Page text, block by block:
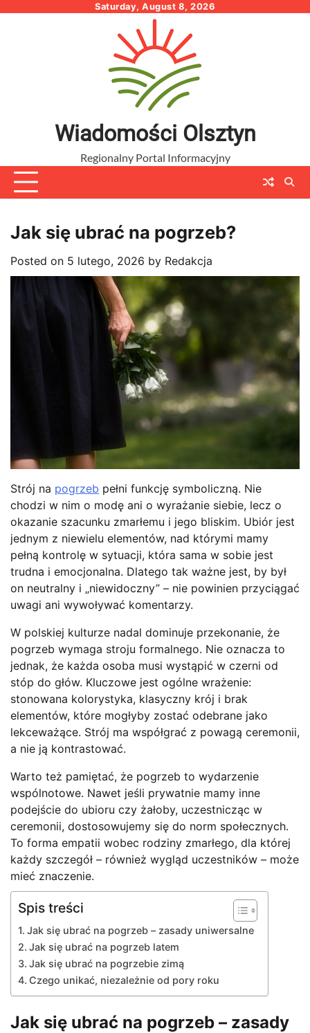
Saturday, August 8, 2026
Wiadomości Olsztyn
Regionalny Portal Informacyjny
Jak się ubrać na pogrzeb?
Posted on 5 lutego, 2026 by Redakcja
Strój na pogrzeb pełni funkcję symboliczną. Nie
chodzi w nim o modę ani o wyrażanie siebie, lecz o
okazanie szacunku zmarłemu i jego bliskim. Ubiór jest
jednym z niewielu elementów, nad którymi mamy
pełną kontrolę w sytuacji, która sama w sobie jest
trudna i emocjonalna. Dlatego tak ważne jest, by był
on neutralny i „niewidoczny” – nie powinien przyciągać
uwagi ani wywoływać komentarzy.
W polskiej kulturze nadal dominuje przekonanie, że
pogrzeb wymaga stroju formalnego. Nie oznacza to
jednak, że każda osoba musi wystąpić w czerni od
stóp do głów. Kluczowe jest ogólne wrażenie:
stonowana kolorystyka, klasyczny krój i brak
elementów, które mogłyby zostać odebrane jako
lekceważące. Strój ma współgrać z powagą ceremonii,
a nie ją kontrastować.
Warto też pamiętać, że pogrzeb to wydarzenie
wspólnotowe. Nawet jeśli prywatnie mamy inne
podejście do ubioru czy żałoby, uczestnicząc w
ceremonii, dostosowujemy się do norm społecznych.
To forma empatii wobec rodziny zmarłego, dla której
każdy szczegół – również wygląd uczestników – może
mieć znaczenie.
Spis treści
Jak się ubrać na pogrzeb – zasady uniwersalne
Jak się ubrać na pogrzeb latem
Jak się ubrać na pogrzebie zimą
Czego unikać, niezależnie od pory roku
Jak się ubrać na pogrzeb – zasady